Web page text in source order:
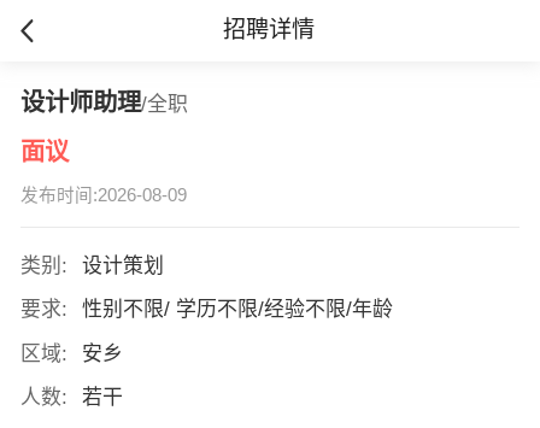
招聘详情
设计师助理/全职
面议
发布时间:2026-08-09
类别:
设计策划
要求:
性别不限/ 学历不限/经验不限/年龄
区域:
安乡
人数:
若干